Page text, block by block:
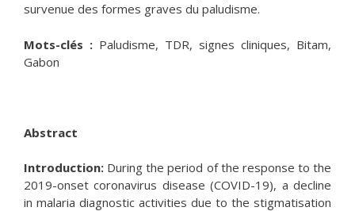
survenue des formes graves du paludisme.
Mots-clés : Paludisme, TDR, signes cliniques, Bitam,
Gabon
Abstract
Introduction: During the period of the response to the
2019-onset coronavirus disease (COVID-19), a decline
in malaria diagnostic activities due to the stigmatisation